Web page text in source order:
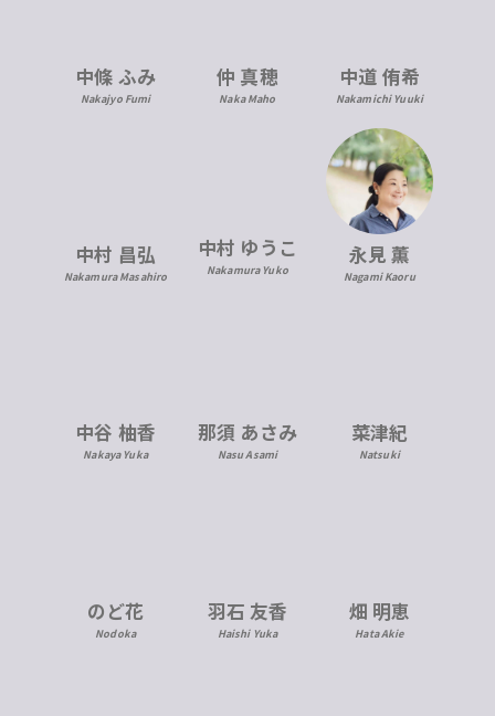
中條 ふみ
Nakajyo Fumi
仲 真穂
Naka Maho
中道 侑希
Nakamichi Yuuki
中村 昌弘
Nakamura Masahiro
中村 ゆうこ
Nakamura Yuko
永見 薫
Nagami Kaoru
中谷 柚香
Nakaya Yuka
那須 あさみ
Nasu Asami
菜津紀
Natsuki
のど花
Nodoka
羽石 友香
Haishi Yuka
畑 明恵
Hata Akie